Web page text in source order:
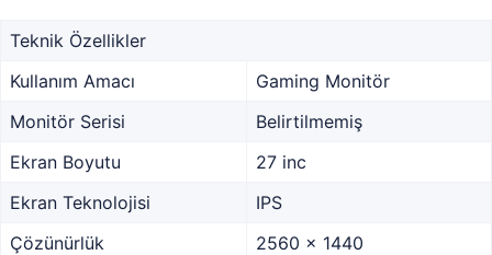
Teknik Özellikler
Kullanım Amacı
Gaming Monitör
Monitör Serisi
Belirtilmemiş
Ekran Boyutu
27 inc
Ekran Teknolojisi
IPS
Çözünürlük
2560 x 1440